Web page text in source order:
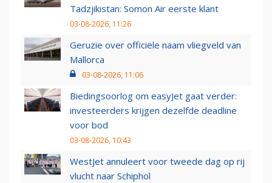
Tadzjikistan: Somon Air eerste klant
03-08-2026, 11:26
Geruzie over officiële naam vliegveld van
Mallorca
03-08-2026, 11:06
Biedingsoorlog om easyJet gaat verder:
investeerders krijgen dezelfde deadline
voor bod
03-08-2026, 10:43
WestJet annuleert voor tweede dag op rij
vlucht naar Schiphol